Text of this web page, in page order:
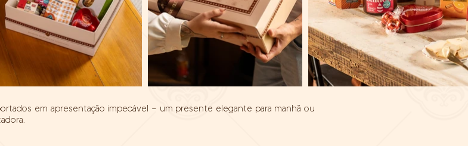
em apresentação impecável — um presente elegante para manhã ou